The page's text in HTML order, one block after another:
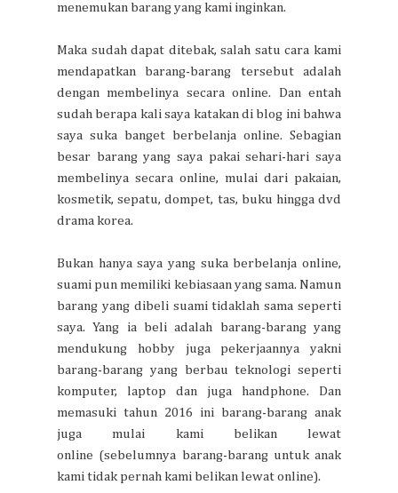
menemukan barang yang kami inginkan.
Maka sudah dapat ditebak, salah satu cara kami
mendapatkan barang-barang tersebut adalah
dengan membelinya secara online. Dan entah
sudah berapa kali saya katakan di blog ini bahwa
saya suka banget berbelanja online. Sebagian
besar barang yang saya pakai sehari-hari saya
membelinya secara online, mulai dari pakaian,
kosmetik, sepatu, dompet, tas, buku hingga dvd
drama korea.
Bukan hanya saya yang suka berbelanja online,
suami pun memiliki kebiasaan yang sama. Namun
barang yang dibeli suami tidaklah sama seperti
saya. Yang ia beli adalah barang-barang yang
mendukung hobby juga pekerjaannya yakni
barang-barang yang berbau teknologi seperti
komputer, laptop dan juga handphone. Dan
memasuki tahun 2016 ini barang-barang anak
juga mulai kami belikan lewat
online (sebelumnya barang-barang untuk anak
kami tidak pernah kami belikan lewat online).